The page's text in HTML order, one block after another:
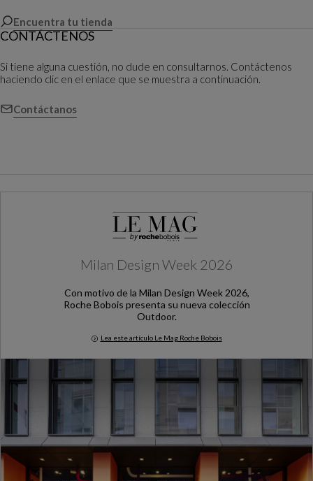
Encuentra tu tienda
CONTÁCTENOS
Si tiene alguna cuestión, no dude en consultarnos. Contáctenos
haciendo clic en el enlace que se muestra a continuación.
Contáctanos
Milan Design Week 2026
Con motivo de la Milan Design Week 2026,
Roche Bobois presenta su nueva colección
Outdoor.
Lea este artículo Le Mag Roche Bobois
Milan Design Week 2026